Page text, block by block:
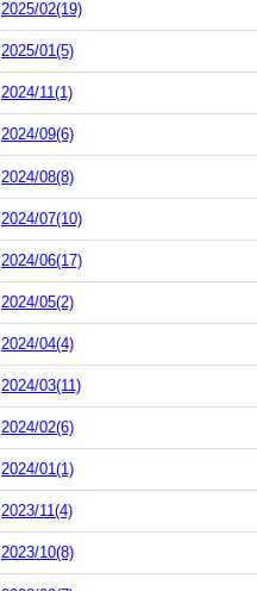
2025/02(19)
2025/01(5)
2024/11(1)
2024/09(6)
2024/08(8)
2024/07(10)
2024/06(17)
2024/05(2)
2024/04(4)
2024/03(11)
2024/02(6)
2024/01(1)
2023/11(4)
2023/10(8)